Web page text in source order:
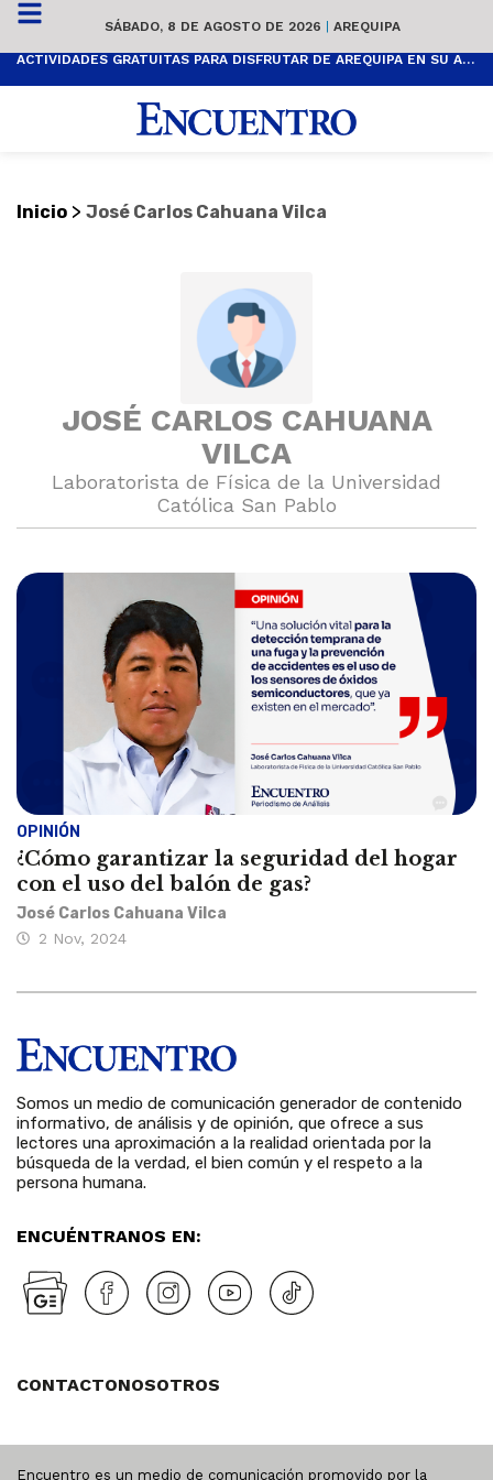
SÁBADO, 8 DE AGOSTO DE 2026 | AREQUIPA
ACTIVIDADES GRATUITAS PARA DISFRUTAR DE AREQUIPA EN SU ANIVERSARIO
Inicio > José Carlos Cahuana Vilca
JOSÉ CARLOS CAHUANA
VILCA
Laboratorista de Física de la Universidad
Católica San Pablo
OPINIÓN
¿Cómo garantizar la seguridad del hogar
con el uso del balón de gas?
José Carlos Cahuana Vilca
2 Nov, 2024
Somos un medio de comunicación generador de contenido
informativo, de análisis y de opinión, que ofrece a sus
lectores una aproximación a la realidad orientada por la
búsqueda de la verdad, el bien común y el respeto a la
persona humana.
ENCUÉNTRANOS EN:
CONTACTONOSOTROS
Encuentro es un medio de comunicación promovido por la